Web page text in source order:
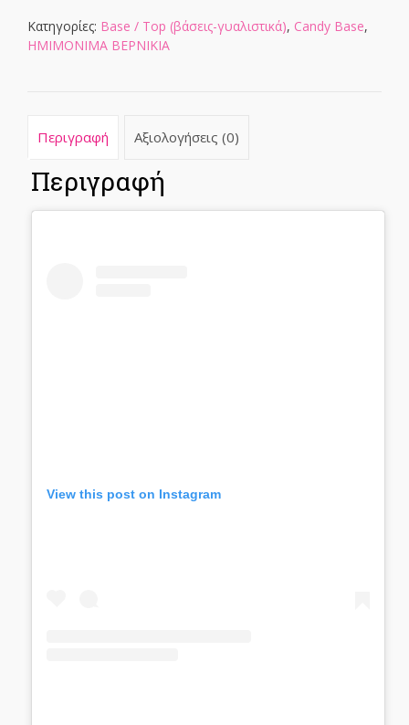
ποσότητα
Κατηγορίες: Base / Top (βάσεις-γυαλιστικά), Candy Base,
ΗΜΙΜΟΝΙΜΑ ΒΕΡΝΙΚΙΑ
Περιγραφή Αξιολογήσεις (0)
Περιγραφή
View this post on Instagram